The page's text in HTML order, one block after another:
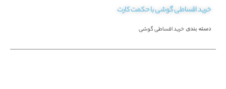
خرید اقساطی گوشی با حکمت کارت
دسته بندی خرید اقساطی گوشی